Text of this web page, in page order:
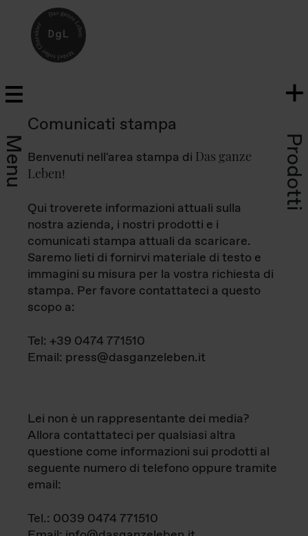
Menu Prodotti
Comunicati stampa
Benvenuti nell'area stampa di Das ganze
Leben!
Qui troverete informazioni attuali sulla
nostra azienda, i nostri prodotti e i
comunicati stampa attuali da scaricare.
Saremo lieti di fornirvi materiale di testo e
immagini su misura per la vostra richiesta di
stampa. Per favore contattateci a questo
scopo a:
Tel: +39 0474 771510
Email: press@dasganzeleben.it
Lei non è un rappresentante dei media?
Allora contattateci per qualsiasi altra
questione come informazioni sui prodotti al
seguente numero di telefono oppure tramite
email:
Tel.: 0039 0474 771510